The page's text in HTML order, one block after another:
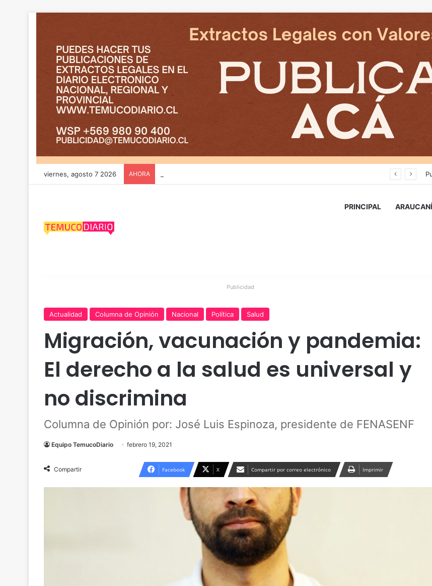
viernes, agosto 7 2026 AHORA
PRINCIPAL
Publicidad
Actualidad Columna de Opinión Nacional Política Salud
Migración, vacunación y pandemia:
El derecho a la salud es universal y
no discrimina
Columna de Opinión por: José Luis Espinoza, presidente de FENASENF
Equipo TemucoDiario febrero 19, 2021
Compartir Facebook X Compartir por correo electrónico Imprimir